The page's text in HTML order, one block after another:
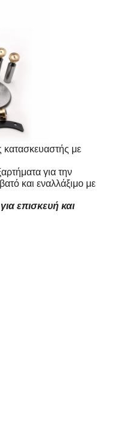
κατασκευαστής με
για την
και εναλλάξιμο με
επισκευή και